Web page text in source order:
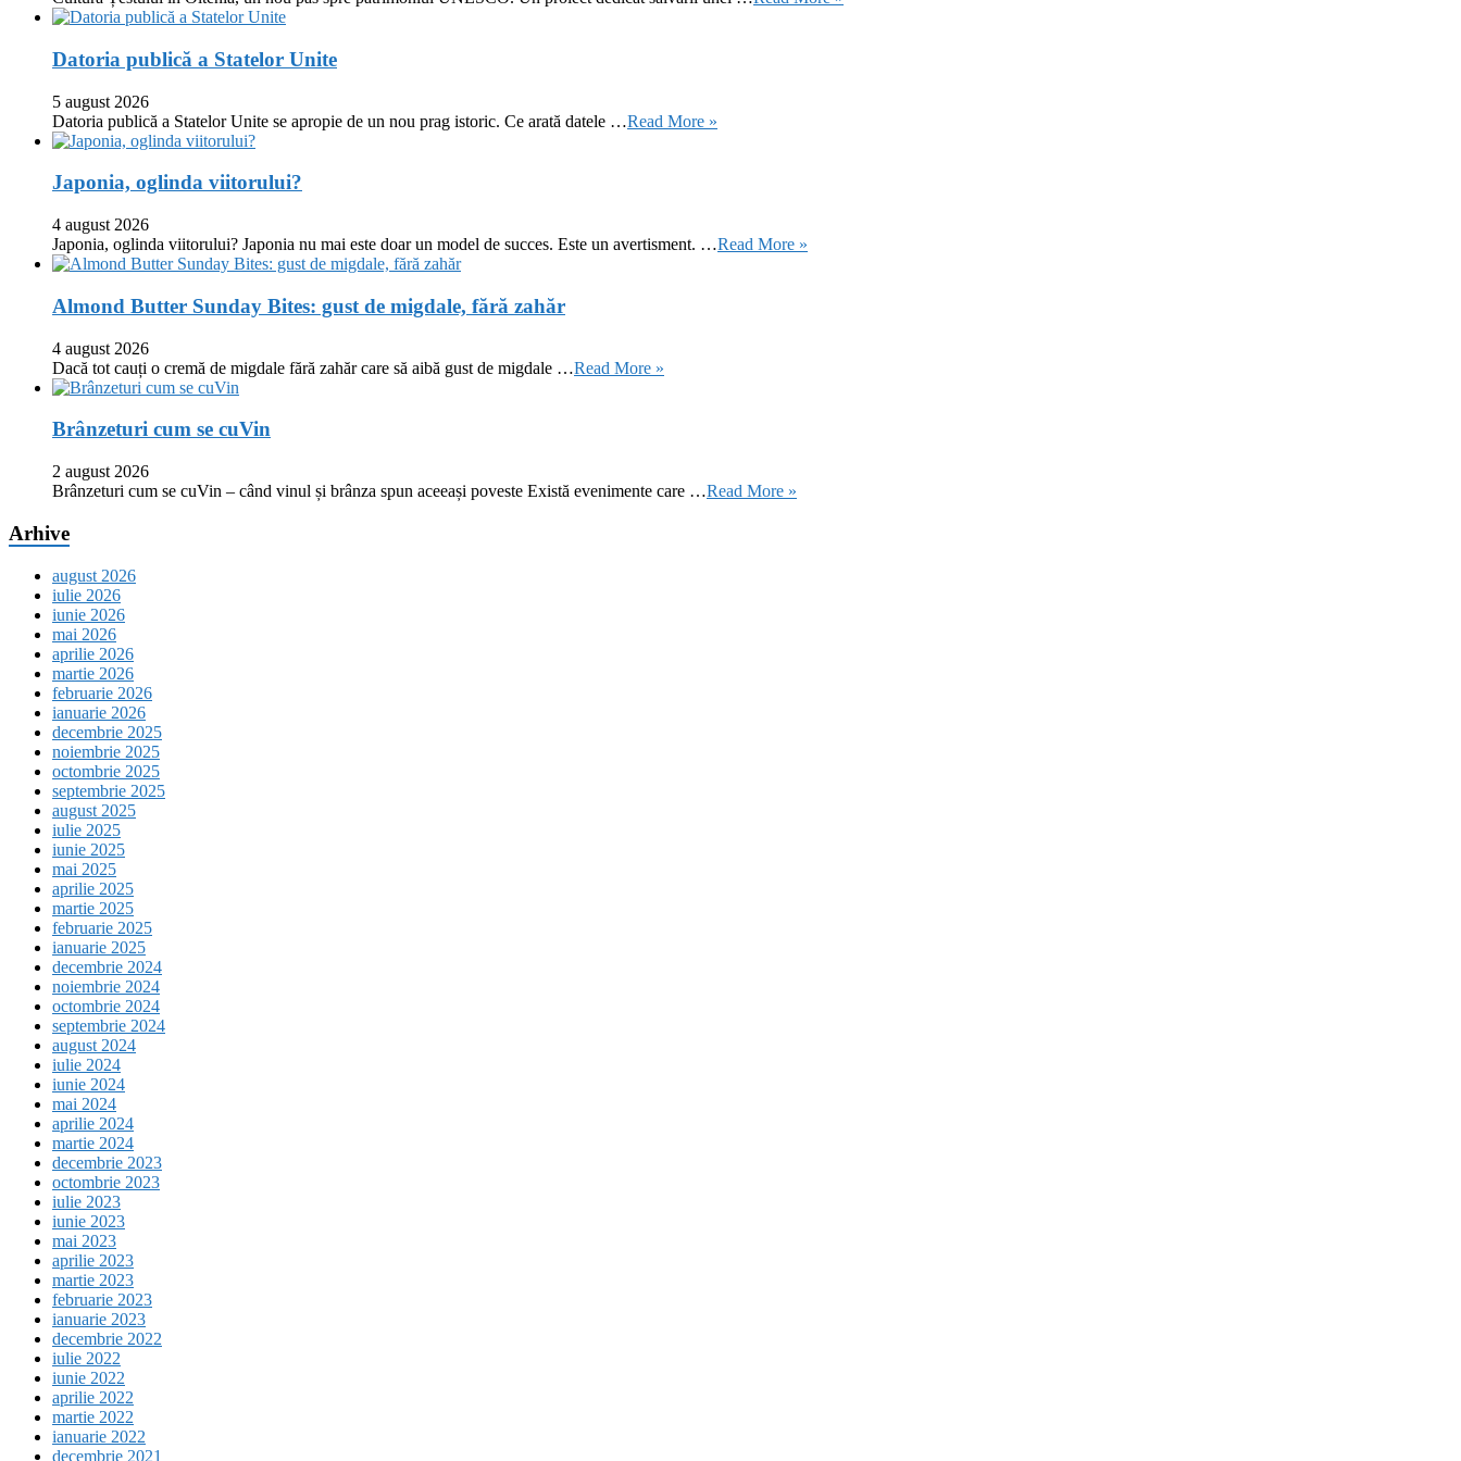
Datoria publică a Statelor Unite
5 august 2026
Datoria publică a Statelor Unite se apropie de un nou prag istoric. Ce arată datele …Read More »
Japonia, oglinda viitorului?
4 august 2026
Japonia, oglinda viitorului? Japonia nu mai este doar un model de succes. Este un avertisment. …Read More »
Almond Butter Sunday Bites: gust de migdale, fără zahăr
4 august 2026
Dacă tot cauți o cremă de migdale fără zahăr care să aibă gust de migdale …Read More »
Brânzeturi cum se cuVin
2 august 2026
Brânzeturi cum se cuVin – când vinul și brânza spun aceeași poveste Există evenimente care …Read More »
Arhive
august 2026
iulie 2026
iunie 2026
mai 2026
aprilie 2026
martie 2026
februarie 2026
ianuarie 2026
decembrie 2025
noiembrie 2025
octombrie 2025
septembrie 2025
august 2025
iulie 2025
iunie 2025
mai 2025
aprilie 2025
martie 2025
februarie 2025
ianuarie 2025
decembrie 2024
noiembrie 2024
octombrie 2024
septembrie 2024
august 2024
iulie 2024
iunie 2024
mai 2024
aprilie 2024
martie 2024
decembrie 2023
octombrie 2023
iulie 2023
iunie 2023
mai 2023
aprilie 2023
martie 2023
februarie 2023
ianuarie 2023
decembrie 2022
iulie 2022
iunie 2022
aprilie 2022
martie 2022
ianuarie 2022
decembrie 2021